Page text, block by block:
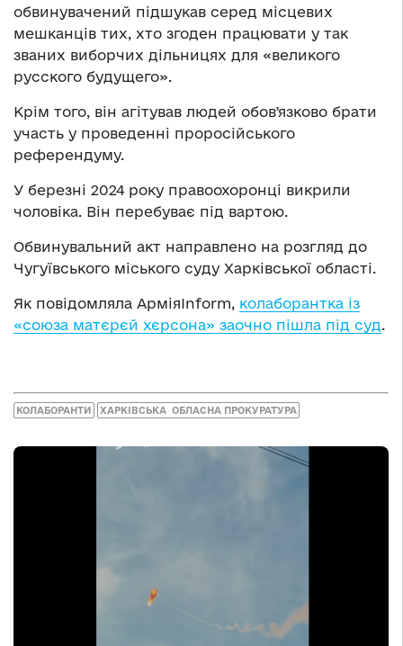
обвинувачений підшукав серед місцевих
мешканців тих, хто згоден працювати у так
званих виборчих дільницях для «великого
русского будущего».
Крім того, він агітував людей обовʼязково брати
участь у проведенні проросійського
референдуму.
У березні 2024 року правоохоронці викрили
чоловіка. Він перебуває під вартою.
Обвинувальний акт направлено на розгляд до
Чугуївського міського суду Харківської області.
Як повідомляла АрміяInform, колаборантка із
«союза матєрєй хєрсона» заочно пішла під суд.
КОЛАБОРАНТИ ХАРКІВСЬКА ОБЛАСНА ПРОКУРАТУРА